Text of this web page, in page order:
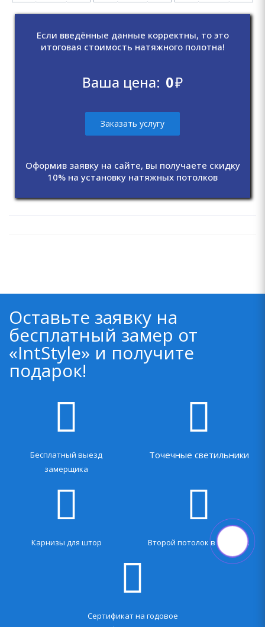
Если введённые данные корректны, то это
итоговая стоимость натяжного полотна!
Ваша цена: 0₽
Заказать услугу
Оформив заявку на сайте, вы получаете скидку
10% на установку натяжных потолков
Оставьте заявку на
бесплатный замер от
«IntStyle» и получите
подарок!
Бесплатный выезд
замерщика
Точечные светильники
Карнизы для штор Второй потолок в подарок
Сертификат на годовое